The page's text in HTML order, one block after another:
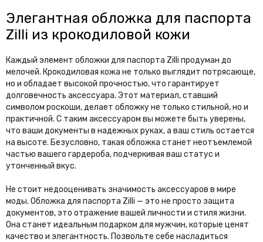
Элегантная обложка для паспорта
Zilli из крокодиловой кожи
Каждый элемент обложки для паспорта Zilli продуман до
мелочей. Крокодиловая кожа не только выглядит потрясающе,
но и обладает высокой прочностью, что гарантирует
долговечность аксессуара. Этот материал, ставший
символом роскоши, делает обложку не только стильной, но и
практичной. С таким аксессуаром вы можете быть уверены,
что ваши документы в надежных руках, а ваш стиль остается
на высоте. Безусловно, такая обложка станет неотъемлемой
частью вашего гардероба, подчеркивая ваш статус и
утонченный вкус.
Не стоит недооценивать значимость аксессуаров в мире
моды. Обложка для паспорта Zilli — это не просто защита
документов, это отражение вашей личности и стиля жизни.
Она станет идеальным подарком для мужчин, которые ценят
качество и элегантность. Позвольте себе насладиться